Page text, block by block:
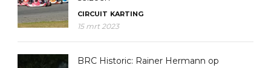
CIRCUIT KARTING
15 mrt 2023
BRC Historic: Rainer Hermann op